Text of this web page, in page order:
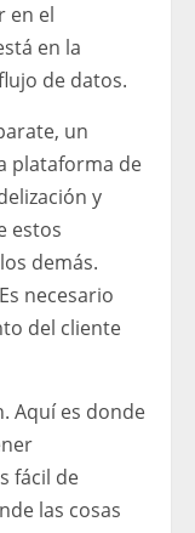
en el
en la
de datos.
un
plataforma de
y
estos
demás.
necesario
del cliente
Aquí es donde
fácil de
las cosas